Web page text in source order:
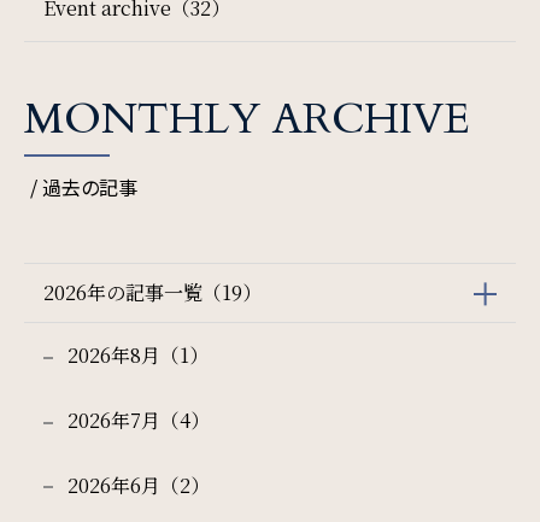
ご利用部屋数
検索
Event archive（32）
MONTHLY ARCHIVE
/ 過去の記事
2026年の記事一覧（19）
2026年8月（1）
2026年7月（4）
2026年6月（2）